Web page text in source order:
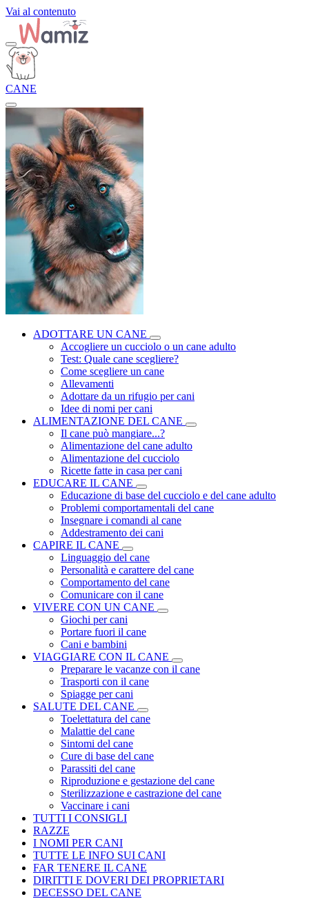
Vai al contenuto
CANE
ADOTTARE UN CANE
Accogliere un cucciolo o un cane adulto
Test: Quale cane scegliere?
Come scegliere un cane
Allevamenti
Adottare da un rifugio per cani
Idee di nomi per cani
ALIMENTAZIONE DEL CANE
Il cane può mangiare...?
Alimentazione del cane adulto
Alimentazione del cucciolo
Ricette fatte in casa per cani
EDUCARE IL CANE
Educazione di base del cucciolo e del cane adulto
Problemi comportamentali del cane
Insegnare i comandi al cane
Addestramento dei cani
CAPIRE IL CANE
Linguaggio del cane
Personalità e carattere del cane
Comportamento del cane
Comunicare con il cane
VIVERE CON UN CANE
Giochi per cani
Portare fuori il cane
Cani e bambini
VIAGGIARE CON IL CANE
Preparare le vacanze con il cane
Trasporti con il cane
Spiagge per cani
SALUTE DEL CANE
Toelettatura del cane
Malattie del cane
Sintomi del cane
Cure di base del cane
Parassiti del cane
Riproduzione e gestazione del cane
Sterilizzazione e castrazione del cane
Vaccinare i cani
TUTTI I CONSIGLI
RAZZE
I NOMI PER CANI
TUTTE LE INFO SUI CANI
FAR TENERE IL CANE
DIRITTI E DOVERI DEI PROPRIETARI
DECESSO DEL CANE